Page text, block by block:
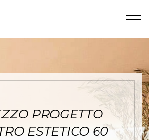
PROGETTO
ESTETICO 60